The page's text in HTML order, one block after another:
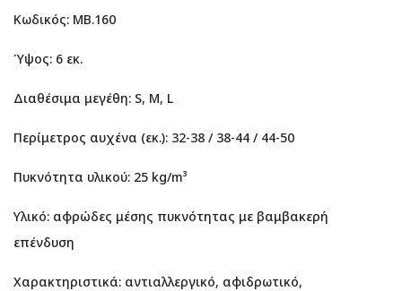
Κωδικός: MB.160
Ύψος: 6 εκ.
Διαθέσιμα μεγέθη: S, M, L
Περίμετρος αυχένα (εκ.): 32-38 / 38-44 / 44-50
Πυκνότητα υλικού: 25 kg/m³
Υλικό: αφρώδες μέσης πυκνότητας με βαμβακερή
επένδυση
Χαρακτηριστικά: αντιαλλεργικό, αφιδρωτικό,